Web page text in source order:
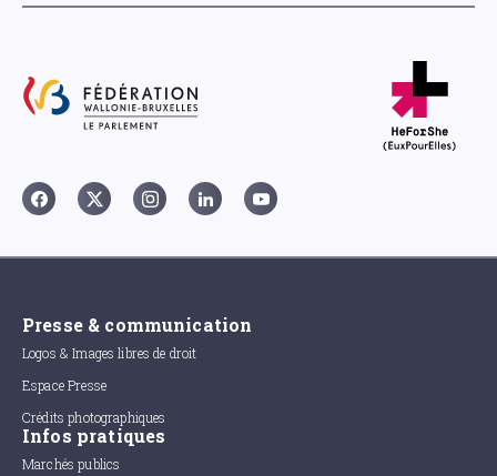
Presse & communication
Logos & Images libres de droit
Espace Presse
Crédits photographiques
Infos pratiques
Marchés publics